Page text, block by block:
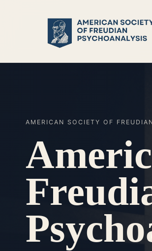
AMERICAN SOCIETY OF